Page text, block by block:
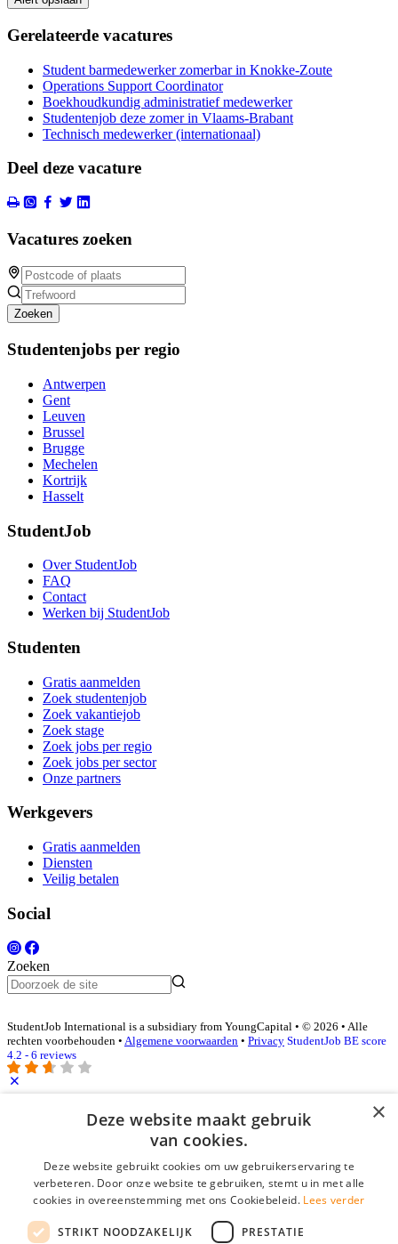
Gerelateerde vacatures
Student barmedewerker zomerbar in Knokke-Zoute
Operations Support Coordinator
Boekhoudkundig administratief medewerker
Studentenjob deze zomer in Vlaams-Brabant
Technisch medewerker (internationaal)
Deel deze vacature
Vacatures zoeken
Zoeken
Studentenjobs per regio
Antwerpen
Gent
Leuven
Brussel
Brugge
Mechelen
Kortrijk
Hasselt
StudentJob
Over StudentJob
FAQ
Contact
Werken bij StudentJob
Studenten
Gratis aanmelden
Zoek studentenjob
Zoek vakantiejob
Zoek stage
Zoek jobs per regio
Zoek jobs per sector
Onze partners
Werkgevers
Gratis aanmelden
Diensten
Veilig betalen
Social
Zoeken
StudentJob International is a subsidiary from YoungCapital • © 2026 • Alle
rechten voorbehouden • Algemene voorwaarden • Privacy StudentJob BE score
4.2 - 6 reviews
Inloggen als bedrijf
Wachtwoord
login gegevens onthouden
×
Deze website maakt gebruik
van cookies.
Deze website gebruikt cookies om uw gebruikerservaring te
verbeteren. Door onze website te gebruiken, stemt u in met alle
cookies in overeenstemming met ons Cookiebeleid. Lees verder
STRIKT NOODZAKELIJK PRESTATIE